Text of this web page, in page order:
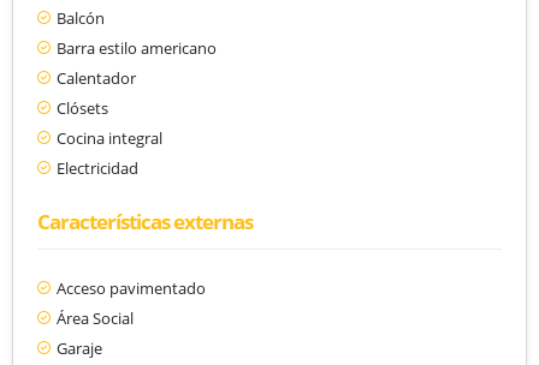
Balcón
Barra estilo americano
Calentador
Clósets
Cocina integral
Electricidad
Características externas
Acceso pavimentado
Área Social
Garaje